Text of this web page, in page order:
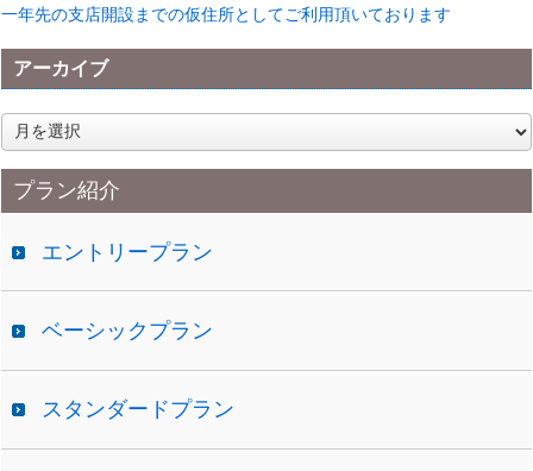
一年先の支店開設までの仮住所としてご利用頂いております
アーカイブ
ア
ー
カ
イプラン紹介
エントリープラン
ベーシックプラン
スタンダードプラン